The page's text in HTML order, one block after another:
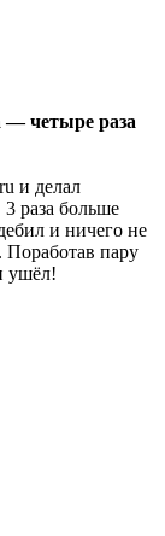
— четыре раза
и делал
раза больше
и ничего не
Поработав пару
ушёл!